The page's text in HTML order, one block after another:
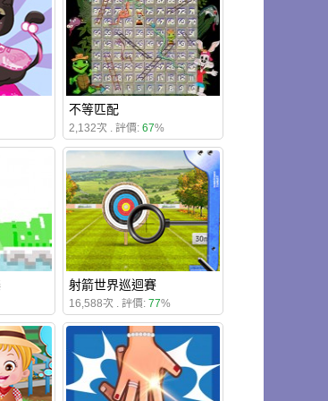
不等匹配
2,132次 . 評價: 67%
射箭世界巡迴賽
16,588次 . 評價: 77%